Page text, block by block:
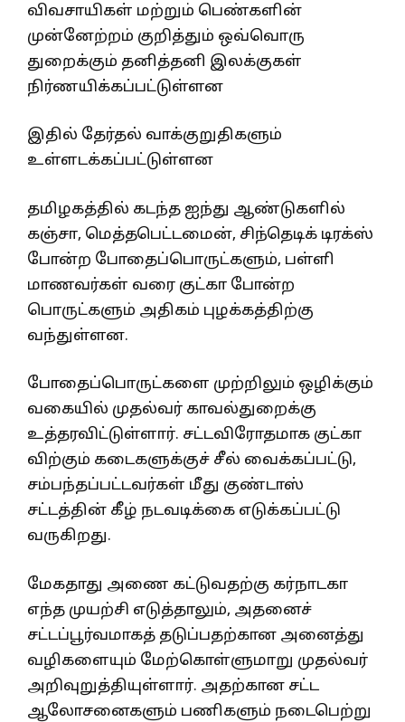
விவசாயிகள் மற்றும் பெண்களின்
முன்னேற்றம் குறித்தும் ஒவ்வொரு
துறைக்கும் தனித்தனி இலக்குகள்
நிர்ணயிக்கப்பட்டுள்ளன
இதில் தேர்தல் வாக்குறுதிகளும்
உள்ளடக்கப்பட்டுள்ளன
தமிழகத்தில் கடந்த ஐந்து ஆண்டுகளில்
கஞ்சா, மெத்தபெட்டமைன், சிந்தெடிக் டிரக்ஸ்
போன்ற போதைப்பொருட்களும், பள்ளி
மாணவர்கள் வரை குட்கா போன்ற
பொருட்களும் அதிகம் புழக்கத்திற்கு
வந்துள்ளன.
போதைப்பொருட்களை முற்றிலும் ஒழிக்கும்
வகையில் முதல்வர் காவல்துறைக்கு
உத்தரவிட்டுள்ளார். சட்டவிரோதமாக குட்கா
விற்கும் கடைகளுக்குச் சீல் வைக்கப்பட்டு,
சம்பந்தப்பட்டவர்கள் மீது குண்டாஸ்
சட்டத்தின் கீழ் நடவடிக்கை எடுக்கப்பட்டு
வருகிறது.
மேகதாது அணை கட்டுவதற்கு கர்நாடகா
எந்த முயற்சி எடுத்தாலும், அதனைச்
சட்டப்பூர்வமாகத் தடுப்பதற்கான அனைத்து
வழிகளையும் மேற்கொள்ளுமாறு முதல்வர்
அறிவுறுத்தியுள்ளார். அதற்கான சட்ட
ஆலோசனைகளும் பணிகளும் நடைபெற்று